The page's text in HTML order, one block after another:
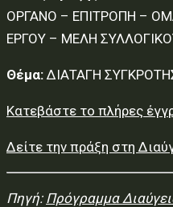
ΟΡΓΑΝΟ – ΕΠΙΤΡΟΠΗ –
ΕΡΓΟΥ – ΜΕΛΗ
Θέμα: ΔΙΑΤΑΓΗ
Κατεβάστε το πλήρες
Δείτε την πράξη στη
Πηγή: Πρόγραμμα